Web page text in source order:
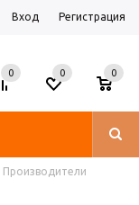
Вход Регистрация
0 0 0
Производители